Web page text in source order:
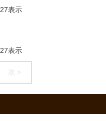
27表示
27表示
次 >